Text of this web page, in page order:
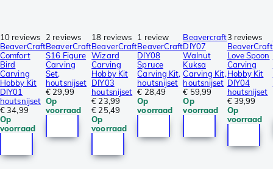
10 reviews
BeaverCraft
Comfort
Bird
Carving
Hobby Kit
DIY01
houtsnijset
€ 34,99
Op
voorraad
2 reviews
BeaverCraft
S16 Figure
Carving
Set,
houtsnijset
€ 29,99
Op
voorraad
18 reviews
BeaverCraft
Wizard
Carving
Hobby Kit
DIY03
houtsnijset
€ 23,99
€ 25,49
Op
voorraad
1 review
BeaverCraft
DIY08
Spruce
Carving Kit,
houtsnijset
€ 28,49
Op
voorraad
Beavercraft
DIY07
Walnut
Kuksa
Carving Kit,
houtsnijset
€ 59,99
Op
voorraad
3 reviews
BeaverCraft
Love Spoon
Carving
Hobby Kit
DIY04
houtsnijset
€ 39,99
Op
voorraad